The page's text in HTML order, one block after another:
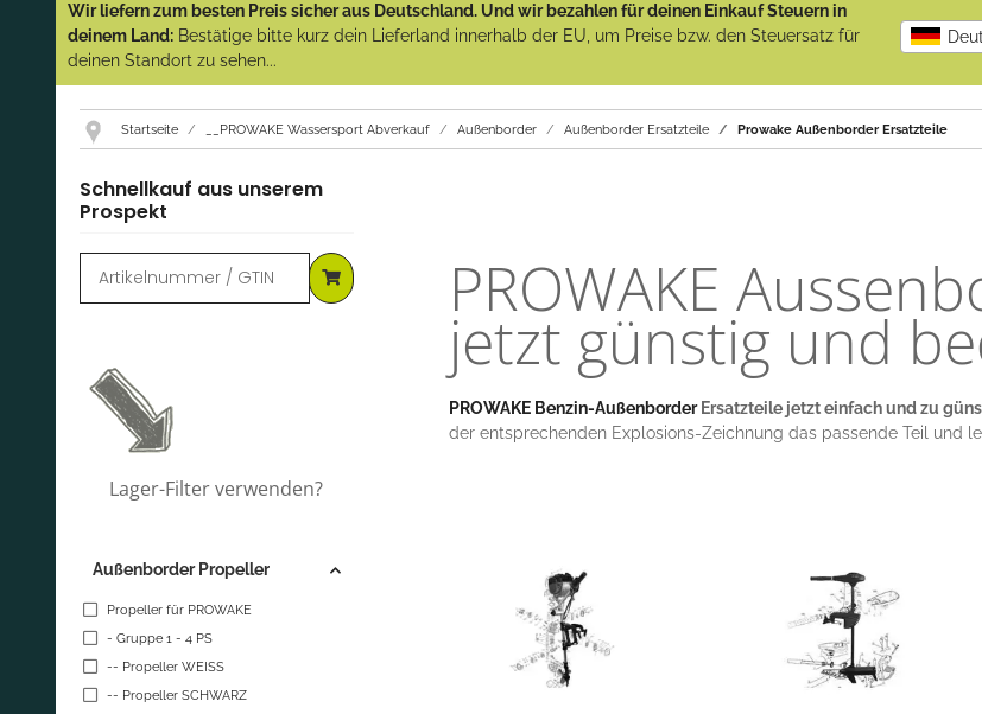
Wir liefern zum besten Preis sicher aus Deutschland. Und wir bezahlen für deinen Einkauf Steuern in
deinem Land: Bestätige bitte kurz dein Lieferland innerhalb der EU, um Preise bzw. den Steuersatz für
deinen Standort zu sehen...
Startseite __PROWAKE Wassersport Abverkauf Außenborder Außenborder Ersatzteile Prowake Außenborder Ersatzteile
PROWAKE
jetzt günstig und
PROWAKE Benzin-AußenborderErsatzteile jetzt einfach und zu
der entsprechenden Explosions-Zeichnung das passende Teil und
Schnellkauf aus unserem
Prospekt
Lager-Filter verwenden?
Außenborder Propeller
Propeller für PROWAKE
- Gruppe 1 - 4 PS
-- Propeller WEISS
-- Propeller SCHWARZ